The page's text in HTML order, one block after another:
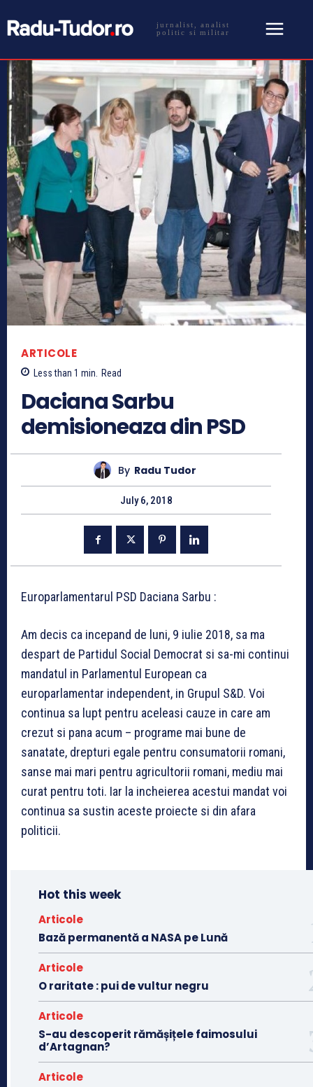
jurnalist, analist
politic si militar
ARTICOLE
Less than 1 min. Read
Daciana Sarbu
demisioneaza din PSD
By Radu Tudor
July 6, 2018
Europarlamentarul PSD Daciana Sarbu :
Am decis ca incepand de luni, 9 iulie 2018, sa ma
despart de Partidul Social Democrat si sa-mi continui
mandatul in Parlamentul European ca
europarlamentar independent, in Grupul S&D. Voi
continua sa lupt pentru aceleasi cauze in care am
crezut si pana acum – programe mai bune de
sanatate, drepturi egale pentru consumatorii romani,
sanse mai mari pentru agricultorii romani, mediu mai
curat pentru toti. Iar la incheierea acestui mandat voi
continua sa sustin aceste proiecte si din afara
politicii.
Hot this week
Articole
Bază permanentă a NASA pe Lună
Articole
O raritate : pui de vultur negru
Articole
S-au descoperit rămășițele faimosului
d’Artagnan?
Articole